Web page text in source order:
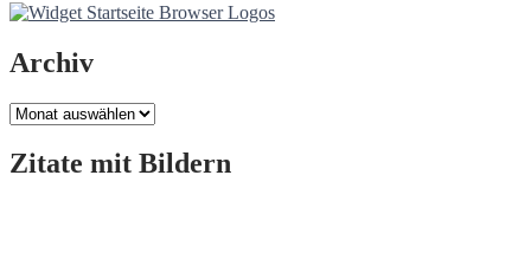
Archiv
Archiv
Zitate mit Bildern